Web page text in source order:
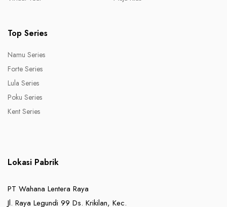
Top Series
Namu Series
Forte Series
Lula Series
Poku Series
Kent Series
Lokasi Pabrik
PT Wahana Lentera Raya
Jl. Raya Legundi 99 Ds. Krikilan, Kec.